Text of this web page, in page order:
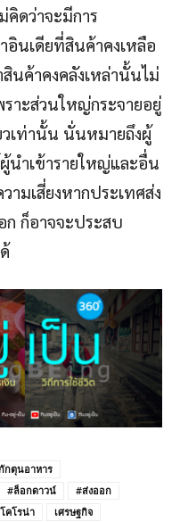
คิดว่าจะมีการ
อินเดียที่สินค้าคงเหลือ
ค้าคงคลังเหล่านั้นไม่
ราะส่วนใหญ่กระจายอยู่
วเท่านั้น นั่นหมายถึงผู้
ำเข้ารายใหญ่และอื่น
ามเสี่ยงหากประเทศส่ง
ก ก็อาจจะประสบ
กตุนอาหาร
#ล็อกดาวน์
#ส่งออก
คโรน่า เศรษฐกิจ